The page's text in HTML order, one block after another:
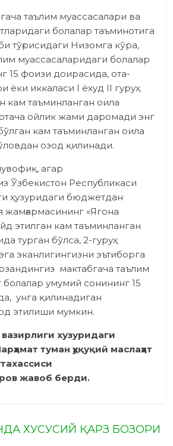
таълим муассасалари ва
болалар таъминотига
тўғрисидаги Низомга кўра,
муассасаларидаги болалар
15 фоизи доирасида, ота-
ёки иккаласи I ёхуд II гуруҳ
кам таъминланган оила
ойлик жами даромади энг
кам таъминланган оила
озод қилинади.
агар
Ўзбекистон Республикаси
ҳузуридаги бюджетдан
«Ягона
этилган кам таъминланган
турган бўлса, 2-гуруҳ
эканлигингизни эътиборга
мактабгача таълим
болалар умумий сонининг 15
унга қилинадиган
этилиши мумкин.
хузуридаги
туман ҳуқуқий маслаҳат
жавоб берди.
ХУСУСИЙ ҚАРЗ БОЗОРИ